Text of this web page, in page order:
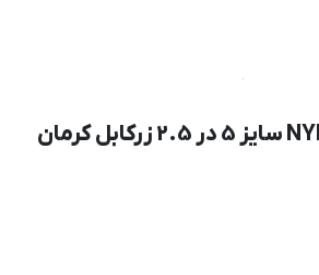
کابل افشان NYMHY سایز 5 در 2.5 زرکابل کرمان